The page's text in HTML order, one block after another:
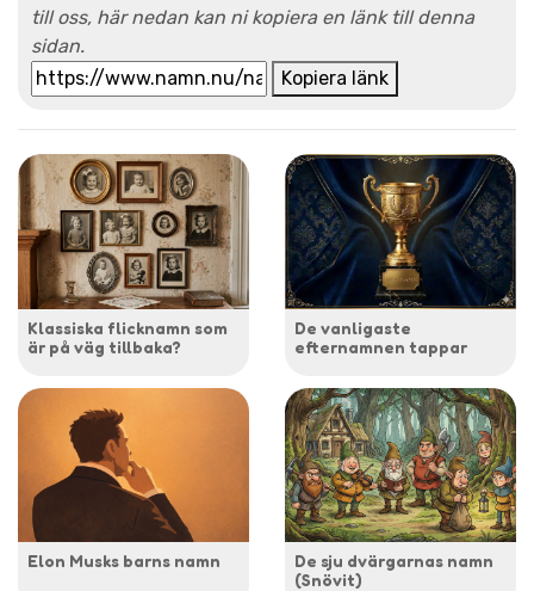
till oss, här nedan kan ni kopiera en länk till denna
sidan.
Kopiera länk
Klassiska flicknamn som
är på väg tillbaka?
De vanligaste
efternamnen tappar
Elon Musks barns namn
De sju dvärgarnas namn
(Snövit)